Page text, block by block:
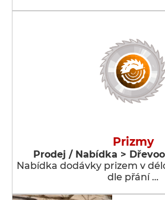
Prizmy
Prodej / Nabídka >
Nabídka dodávky prizem v
dle přání …